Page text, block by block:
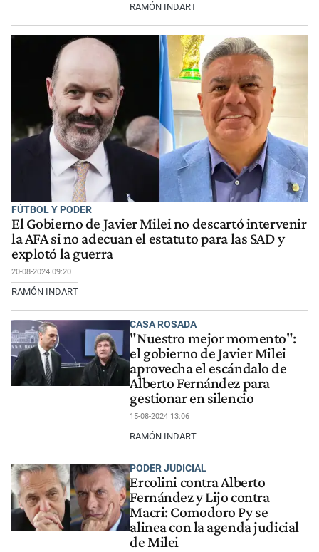
RAMÓN INDART
FÚTBOL Y PODER
El Gobierno de Javier Milei no descartó intervenir
la AFA si no adecuan el estatuto para las SAD y
explotó la guerra
20-08-2024 09:20
RAMÓN INDART
CASA ROSADA
"Nuestro mejor momento":
el gobierno de Javier Milei
aprovecha el escándalo de
Alberto Fernández para
gestionar en silencio
15-08-2024 13:06
RAMÓN INDART
PODER JUDICIAL
Ercolini contra Alberto
Fernández y Lijo contra
Macri: Comodoro Py se
alinea con la agenda judicial
de Milei